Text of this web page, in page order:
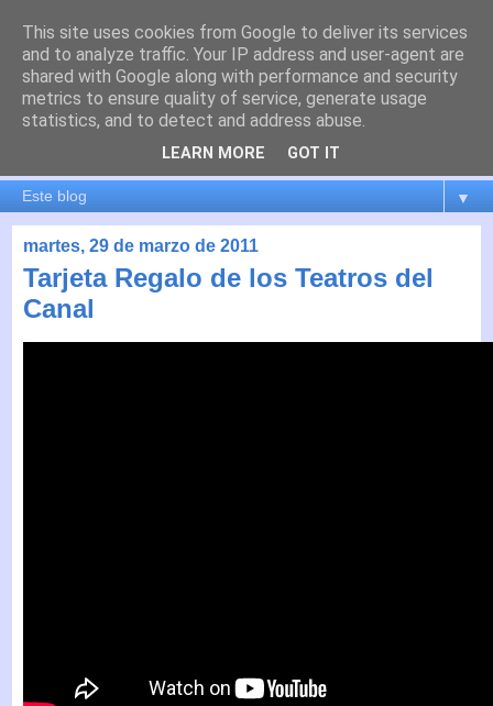
es por madrid
El blog de Madrid y su actualidad, proyectos, transporte,
movilidad, arquitectura, participación, medio ambiente,
educación, empleo, ...
▼
martes, 29 de marzo de 2011
Tarjeta Regalo de los Teatros del
Canal
This site uses cookies from Google to deliver its services
and to analyze traffic. Your IP address and user-agent are
shared with Google along with performance and security
metrics to ensure quality of service, generate usage
statistics, and to detect and address abuse.
LEARN MORE GOT IT